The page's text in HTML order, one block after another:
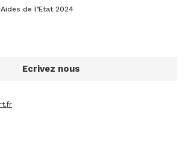
de l’Etat 2024
Ecrivez nous